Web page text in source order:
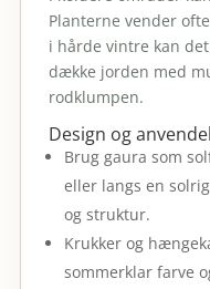
Planterne vender
i hårde vintre kan
dække jorden med
rodklumpen.
Design og
Brug gaura som
eller langs en
og struktur.
Krukker og
sommerklar farve